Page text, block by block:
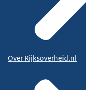
Over Rijksoverheid.nl